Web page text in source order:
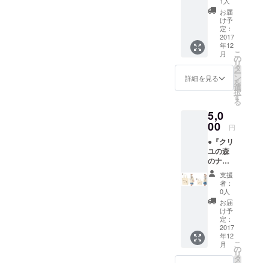
ファス
ナー
ポーチ
（W13×
H10×D
６cm）
10oz
コット
帳 A７
手のひ
らサイ
ズ
（W7.4
×H10.5
cm）
100ペー
ジ ⑥ポ
スト
カード
３枚
セット -
-----------
-----------
-----------
-----------
合があ
りま
す。 ③
ファス
ナー
ポーチ
（W13×
H10×D
ン生地
④缶
バッジ3
個セッ
ト ※
トップ
ページ
に掲載
のL･M･
Sから、
それぞ
れお好
みのも
のを１
個づつ
お選び
セット
①手書
きお礼
状 ①２
WAYワ
イド
トート
（W43×
H27×D
10cm）
コット
ン生地
ショル
ダー
バック
とハン
ドバッ
クの
2way仕
様。 ②
ファス
ナー
ポーチ
（W13×
H10×D
６cm）
お届
け予
定：
2017
年12
月
詳細を見る
こ
の
リ
タ
ー
ン
を
選
択
す
る
5,0
00 円
●『クリ
ユの森
のナル
ビィ』
グッズ
【H】
セット
①手書
きお礼
状 ②S
サイズ
トート
バック
支援
者：
0人
お届
け予
定：
2017
年12
月
こ
の
リ
タ